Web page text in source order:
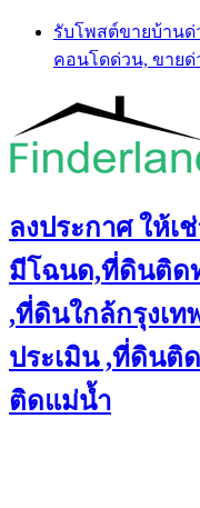
Skip
content
รับโพสต์ขายบ้าน
คอนโดด่วน, ขาย
ลงประกาศ ให้
มีโฉนด,ที่ดินติด
,ที่ดินใกล้กรุงเท
ประเมิน ,ที่ดินติ
ติดแม่น้ำ